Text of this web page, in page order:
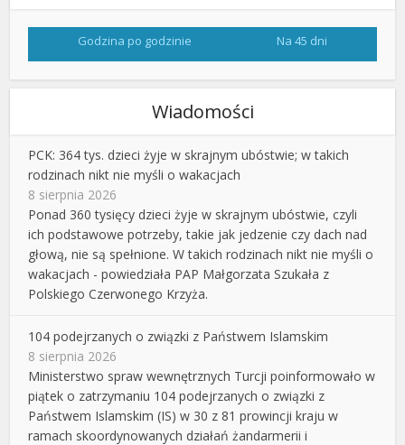
Godzina po godzinie Na 45 dni
Wiadomości
PCK: 364 tys. dzieci żyje w skrajnym ubóstwie; w takich
rodzinach nikt nie myśli o wakacjach
8 sierpnia 2026
Ponad 360 tysięcy dzieci żyje w skrajnym ubóstwie, czyli
ich podstawowe potrzeby, takie jak jedzenie czy dach nad
głową, nie są spełnione. W takich rodzinach nikt nie myśli o
wakacjach - powiedziała PAP Małgorzata Szukała z
Polskiego Czerwonego Krzyża.
104 podejrzanych o związki z Państwem Islamskim
8 sierpnia 2026
Ministerstwo spraw wewnętrznych Turcji poinformowało w
piątek o zatrzymaniu 104 podejrzanych o związki z
Państwem Islamskim (IS) w 30 z 81 prowincji kraju w
ramach skoordynowanych działań żandarmerii i